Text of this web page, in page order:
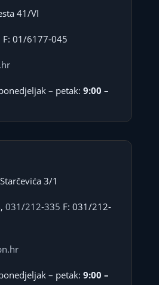
41/VI
F: 01/6177-045
– petak: 9:00 –
3/1
, 031/212-335 F: 031/212-
– petak: 9:00 –